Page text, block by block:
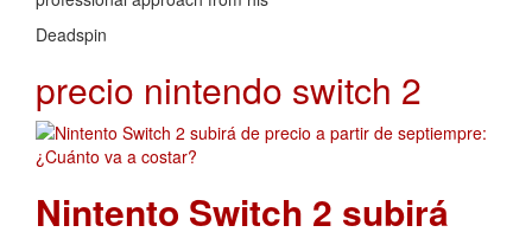
Deadspin
precio nintendo switch 2
Nintento Switch 2 subirá